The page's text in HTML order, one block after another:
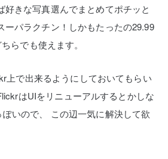
好きな写真選んでまとめてポチッと
ーパラクチン！しかもたったの29.99
らでも使えます。
上で出来るようにしておいてもらい
はUIをリニューアルするとかしな
いので、
この辺一気に解決して欲